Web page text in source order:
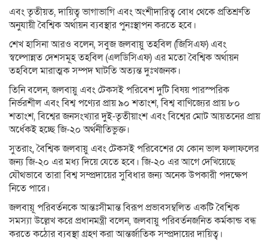
এবং তৃতীয়ত, দায়িত্ব ভাগাভাগি এবং অংশীদারিত্ব বোধ থেকে প্রতিশ্রুতি
অনুযায়ী বৈশ্বিক অর্থায়ন ব্যবস্থার পুনঃস্থাপন করতে হবে।
শেখ হাসিনা আরও বলেন, সবুজ জলবায়ু তহবিল (জিসিএফ) এবং
স্বল্পোন্নত দেশসমূহ তহবিল (এলডিসিএফ) এর মতো বৈশ্বিক অর্থায়ন
তহবিলে মারাত্মক সম্পদ ঘাটতি অত্যন্ত দুঃখজনক।
তিনি বলেন, জলবায়ু এবং টেকসই পরিবেশ দুটি বিষয় পারস্পরিক
নির্ভরশীল এবং বিশ্ব পণ্যের প্রায় ৯০ শতাংশ, বিশ্ব বাণিজ্যের প্রায় ৮০
শতাংশ, বিশ্বের জনসংখ্যার দুই-তৃতীয়াংশ এবং বিশ্বের মোট আয়তনের প্রায়
অর্ধেকই হচ্ছে জি-২০ অর্থনীতিভুক্ত।
সুতরাং, বৈশ্বিক জলবায়ু এবং টেকসই পরিবেশের যে কোন ভাল ফলাফলের
জন্য জি-২০ এর মধ্য দিয়ে যেতে হবে। জি-২০ এর আগে দেখিয়েছে
যৌথভাবে তারা বিশ্ব সম্প্রদায়ের সুবিধার জন্য অনেক উপকারী পদক্ষেপ
নিতে পারে।
জলবায়ূ পরিবর্তনকে আন্তঃসীমান্ত বিরূপ প্রভাবসম্বলিত একটি বৈশ্বিক
সমস্যা উল্লেখ করে প্রধানমন্ত্রী বলেন, জলবায়ু পরিবর্তনজনিত কর্মকান্ড বন্ধ
করতে কঠোর ব্যবস্থা গ্রহণ করা আন্তর্জাতিক সম্প্রদায়ের দায়িত্ব।